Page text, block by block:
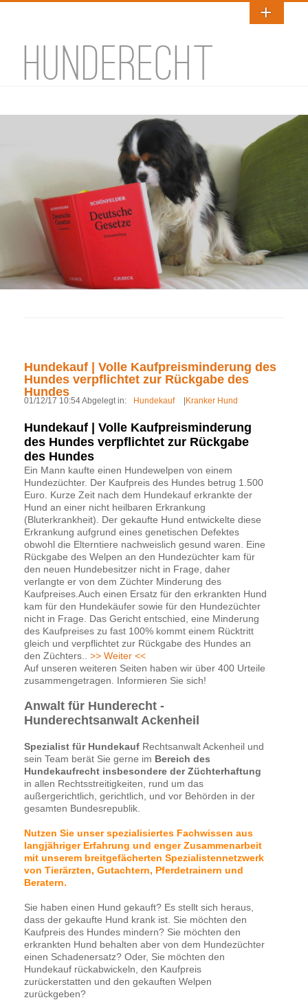
HUNDERECHT
Hundekauf | Volle Kaufpreisminderung des
Hundes verpflichtet zur Rückgabe des
Hundes
01/12/17 10:54 Abgelegt in: Hundekauf |Kranker Hund
Hundekauf | Volle Kaufpreisminderung
des Hundes verpflichtet zur Rückgabe
des Hundes
Ein Mann kaufte einen Hundewelpen von einem
Hundezüchter. Der Kaufpreis des Hundes betrug 1.500
Euro. Kurze Zeit nach dem Hundekauf erkrankte der
Hund an einer nicht heilbaren Erkrankung
(Bluterkrankheit). Der gekaufte Hund entwickelte diese
Erkrankung aufgrund eines genetischen Defektes
obwohl die Elterntiere nachweislich gesund waren. Eine
Rückgabe des Welpen an den Hundezüchter kam für
den neuen Hundebesitzer nicht in Frage, daher
verlangte er von dem Züchter Minderung des
Kaufpreises.Auch einen Ersatz für den erkrankten Hund
kam für den Hundekäufer sowie für den Hundezüchter
nicht in Frage. Das Gericht entschied, eine Minderung
des Kaufpreises zu fast 100% kommt einem Rücktritt
gleich und verpflichtet zur Rückgabe des Hundes an
den Züchters.. >> Weiter <<
Auf unseren weiteren Seiten haben wir über 400 Urteile
zusammengetragen. Informieren Sie sich!
Anwalt für Hunderecht -
Hunderechtsanwalt Ackenheil
Spezialist für Hundekauf Rechtsanwalt Ackenheil und
sein Team berät Sie gerne im Bereich des
Hundekaufrecht insbesondere der Züchterhaftung
in allen Rechtsstreitigkeiten, rund um das
außergerichtlich, gerichtlich, und vor Behörden in der
gesamten Bundesrepublik.
Nutzen Sie unser spezialisiertes Fachwissen aus
langjähriger Erfahrung und enger Zusammenarbeit
mit unserem breitgefächerten Spezialistennetzwerk
von Tierärzten, Gutachtern, Pferdetrainern und
Beratern.
Sie haben einen Hund gekauft? Es stellt sich heraus,
dass der gekaufte Hund krank ist. Sie möchten den
Kaufpreis des Hundes mindern? Sie möchten den
erkrankten Hund behalten aber von dem Hundezüchter
einen Schadenersatz? Oder, Sie möchten den
Hundekauf rückabwickeln, den Kaufpreis
zurückerstatten und den gekauften Welpen
zurückgeben?